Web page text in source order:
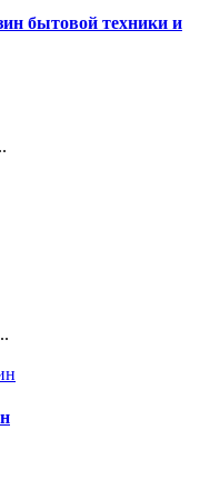
бытовой техники и